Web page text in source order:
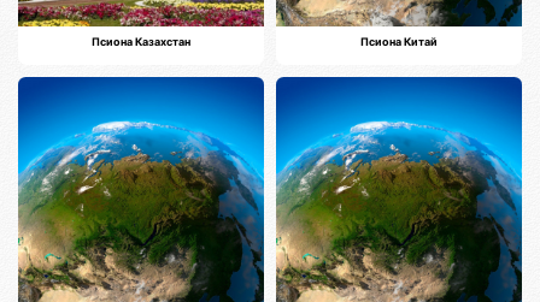
Псиона Казахстан Псиона Китай